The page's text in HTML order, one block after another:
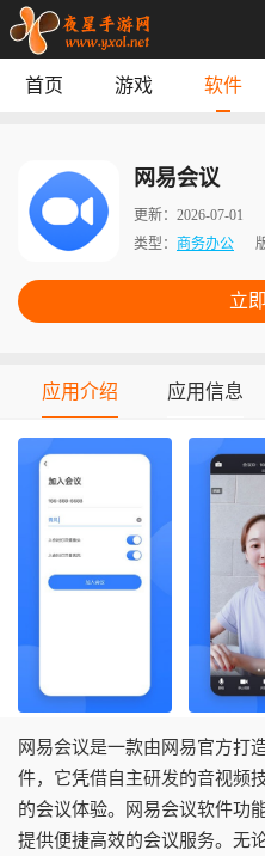
专题 榜单
首页 游戏 软件
网易会议
更新： 2026-07-01
类型： 商务办公
立
应用介绍 应用信息
网易会议是一款由网易官方打
件，它凭借自主研发的音视频
的会议体验。网易会议软件功
提供便捷高效的会议服务。无